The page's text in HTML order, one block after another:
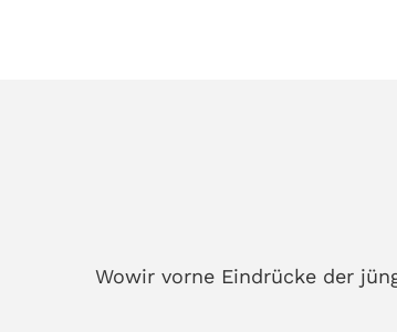
Wowir vorne Eindrücke der